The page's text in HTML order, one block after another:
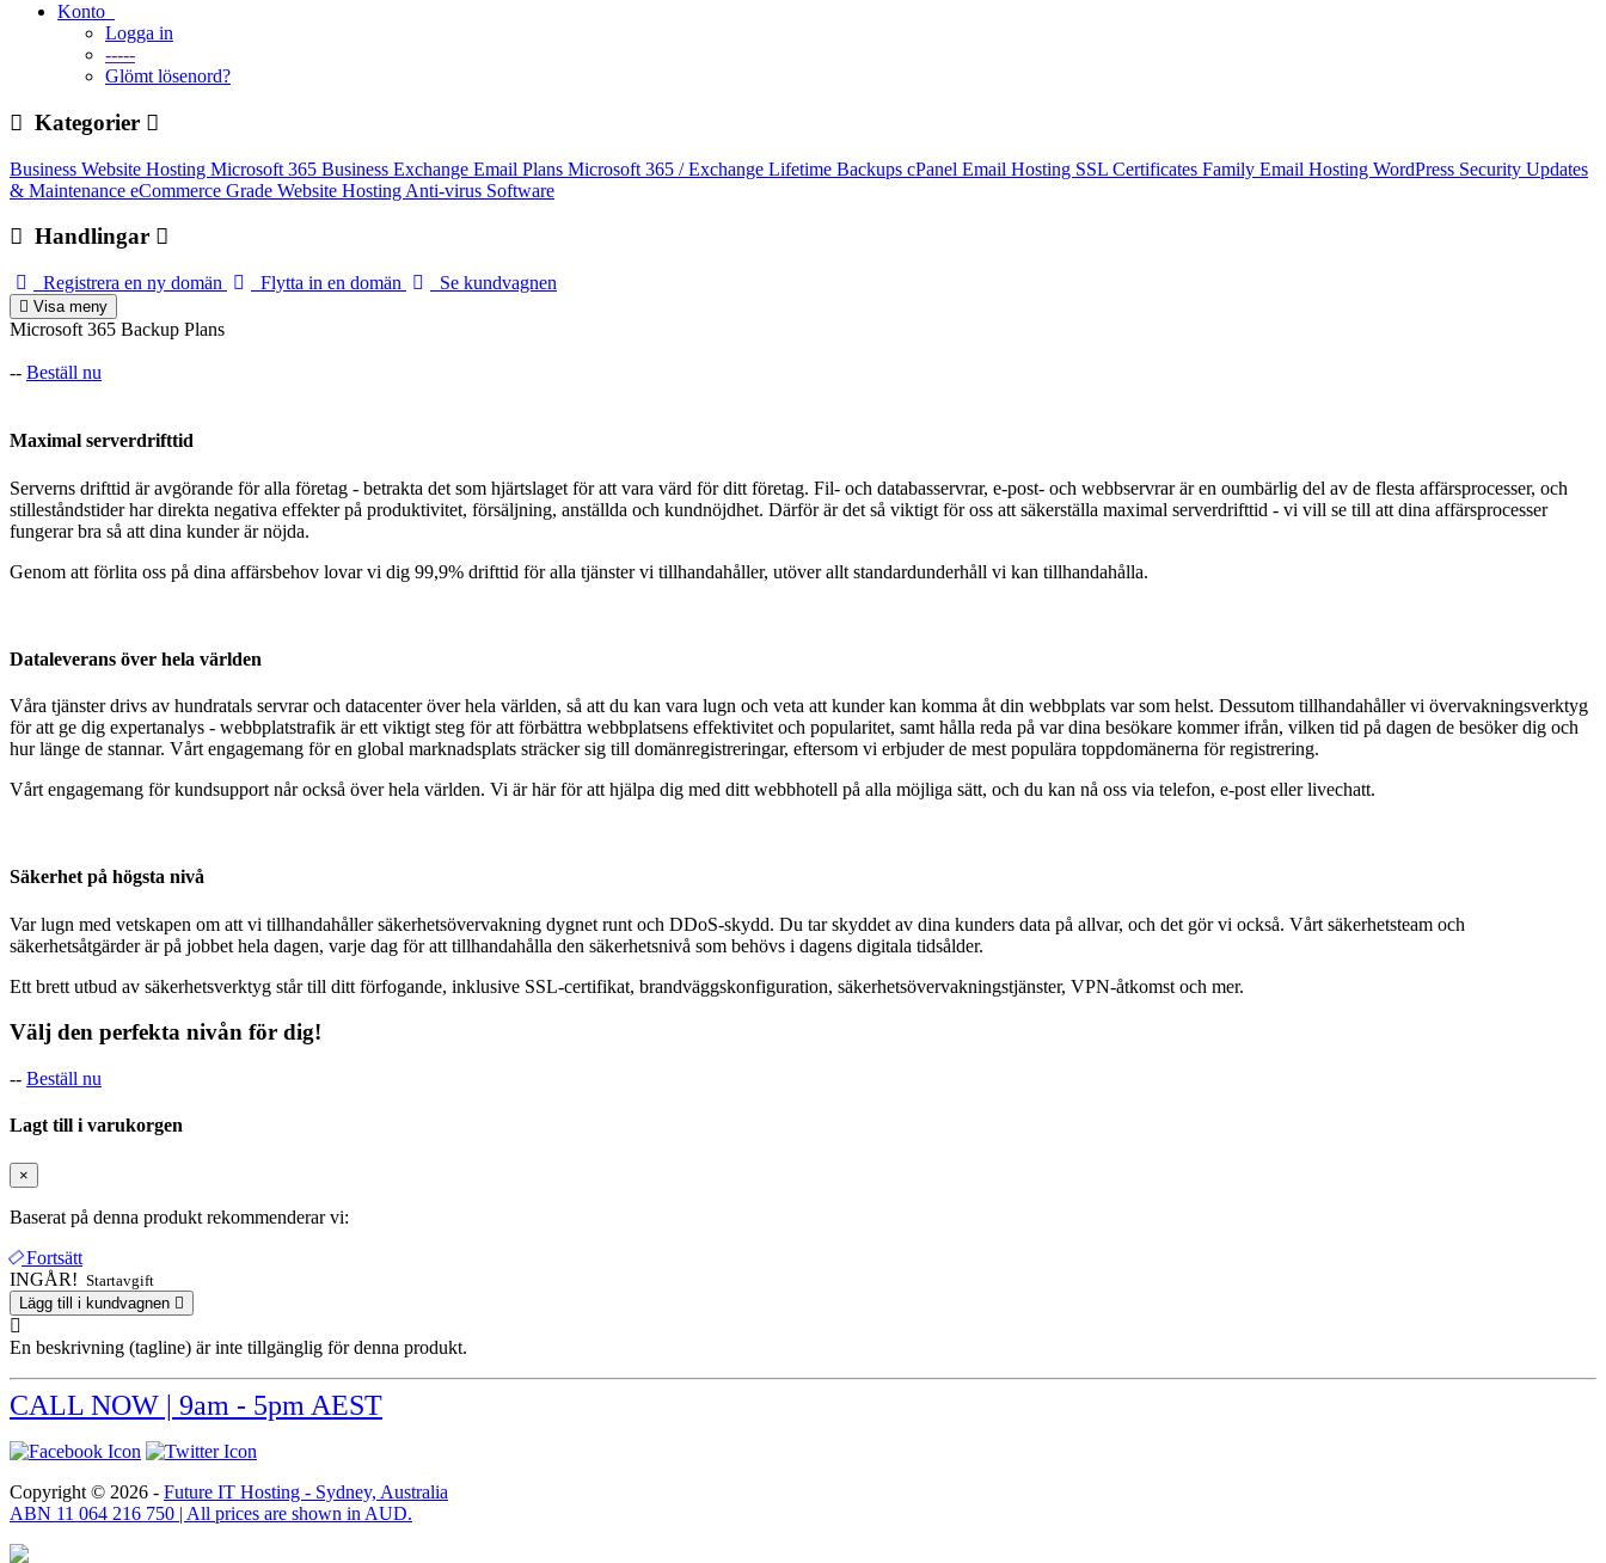
Konto
Logga in
-----
Glömt lösenord?
Kategorier
Business Website Hosting Microsoft 365 Business Exchange Email Plans Microsoft 365 / Exchange Lifetime Backups cPanel Email Hosting SSL Certificates Family Email Hosting WordPress Security Updates
& Maintenance eCommerce Grade Website Hosting Anti-virus Software
Handlingar
Registrera en ny domän Flytta in en domän Se kundvagnen
Visa meny
Microsoft 365 Backup Plans
-- Beställ nu
Maximal serverdrifttid
Serverns drifttid är avgörande för alla företag - betrakta det som hjärtslaget för att vara värd för ditt företag. Fil- och databasservrar, e-post- och webbservrar är en oumbärlig del av de flesta affärsprocesser, och
stilleståndstider har direkta negativa effekter på produktivitet, försäljning, anställda och kundnöjdhet. Därför är det så viktigt för oss att säkerställa maximal serverdrifttid - vi vill se till att dina affärsprocesser
fungerar bra så att dina kunder är nöjda.
Genom att förlita oss på dina affärsbehov lovar vi dig 99,9% drifttid för alla tjänster vi tillhandahåller, utöver allt standardunderhåll vi kan tillhandahålla.
Dataleverans över hela världen
Våra tjänster drivs av hundratals servrar och datacenter över hela världen, så att du kan vara lugn och veta att kunder kan komma åt din webbplats var som helst. Dessutom tillhandahåller vi övervakningsverktyg
för att ge dig expertanalys - webbplatstrafik är ett viktigt steg för att förbättra webbplatsens effektivitet och popularitet, samt hålla reda på var dina besökare kommer ifrån, vilken tid på dagen de besöker dig och
hur länge de stannar. Vårt engagemang för en global marknadsplats sträcker sig till domänregistreringar, eftersom vi erbjuder de mest populära toppdomänerna för registrering.
Vårt engagemang för kundsupport når också över hela världen. Vi är här för att hjälpa dig med ditt webbhotell på alla möjliga sätt, och du kan nå oss via telefon, e-post eller livechatt.
Säkerhet på högsta nivå
Var lugn med vetskapen om att vi tillhandahåller säkerhetsövervakning dygnet runt och DDoS-skydd. Du tar skyddet av dina kunders data på allvar, och det gör vi också. Vårt säkerhetsteam och
säkerhetsåtgärder är på jobbet hela dagen, varje dag för att tillhandahålla den säkerhetsnivå som behövs i dagens digitala tidsålder.
Ett brett utbud av säkerhetsverktyg står till ditt förfogande, inklusive SSL-certifikat, brandväggskonfiguration, säkerhetsövervakningstjänster, VPN-åtkomst och mer.
Välj den perfekta nivån för dig!
-- Beställ nu
Lagt till i varukorgen
×
Baserat på denna produkt rekommenderar vi:
Fortsätt
INGÅR! Startavgift
Lägg till i kundvagnen
En beskrivning (tagline) är inte tillgänglig för denna produkt.
CALL NOW | 9am - 5pm AEST
Copyright © 2026 - Future IT Hosting - Sydney, Australia
ABN 11 064 216 750 | All prices are shown in AUD.